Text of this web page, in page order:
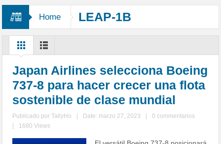
Home LEAP-1B
Japan Airlines selecciona Boeing
737-8 para hacer crecer una flota
sostenible de clase mundial
Publicado porTallyHo Date: marzo 27, 2023
0 commentarios
1680 Views